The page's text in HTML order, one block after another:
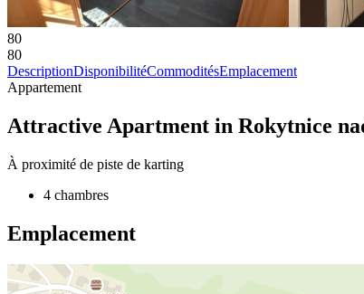
80
80
DescriptionDisponibilitéCommoditésEmplacement
Appartement
Attractive Apartment in Rokytnice
À proximité de piste de karting
4 chambres
Emplacement